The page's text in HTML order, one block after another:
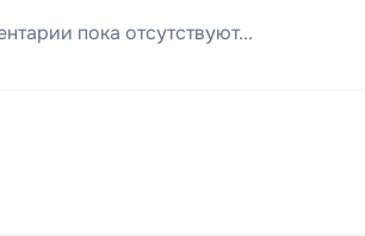
пока отсутствуют...